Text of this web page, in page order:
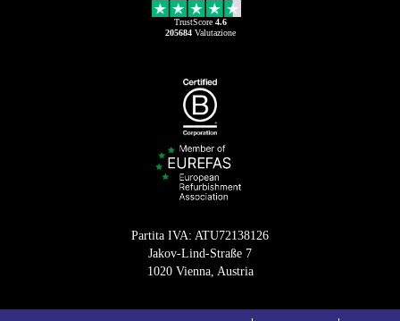
TrustScore 4.6
205684Valutazione
Partita IVA: ATU72138126
Jakov-Lind-Straße 7
1020 Vienna, Austria